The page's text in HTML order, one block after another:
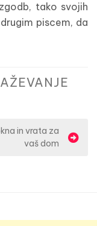
tako svojih
piscem, da
in vrata za
vaš dom